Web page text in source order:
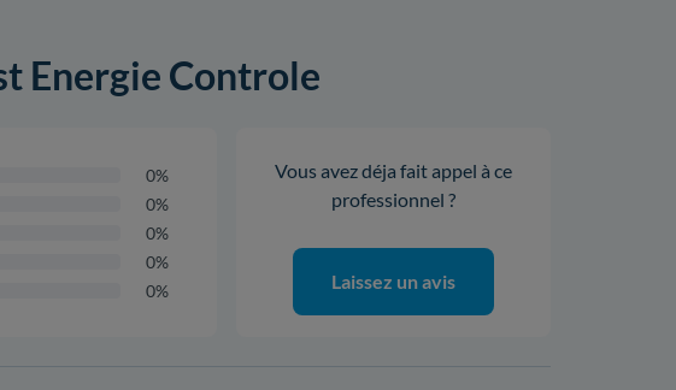
Energie Controle
0%
0%
0%
0%
0%
Vous avez déja fait appel à ce
professionnel ?
Laissez un avis